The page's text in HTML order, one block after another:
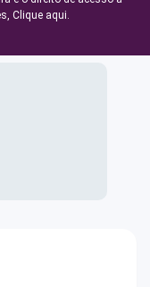
Clique aqui.